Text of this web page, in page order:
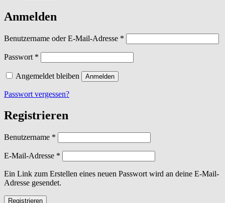
Anmelden
Benutzername oder E-Mail-Adresse *
Passwort *
Angemeldet bleiben Anmelden
Passwort vergessen?
Registrieren
Benutzername *
E-Mail-Adresse *
Ein Link zum Erstellen eines neuen Passwort wird an deine E-Mail-
Adresse gesendet.
Registrieren